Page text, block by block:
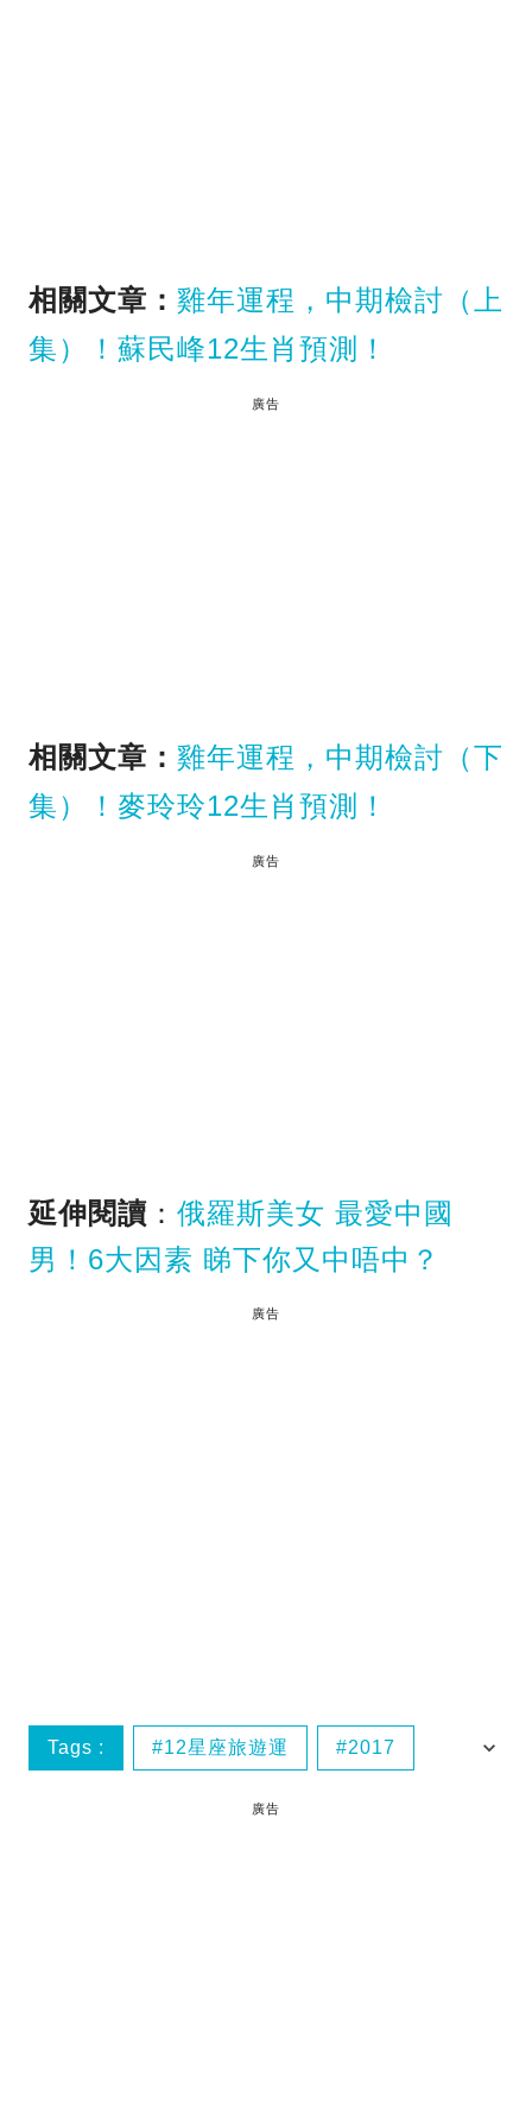
相關文章： 雞年運程，中期檢討（上
集）！蘇民峰12生肖預測！
廣告
相關文章： 雞年運程，中期檢討（下
集）！麥玲玲12生肖預測！
廣告
延伸閱讀 ： 俄羅斯美女 最愛中國
男！6大因素 睇下你又中唔中？
廣告
Tags : 12星座旅遊運 2017
廣告